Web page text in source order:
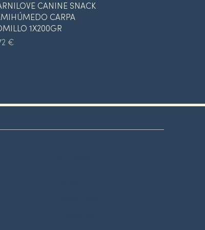
Vista rápida
CANINE SNACK
CARPA
1X200GR
€